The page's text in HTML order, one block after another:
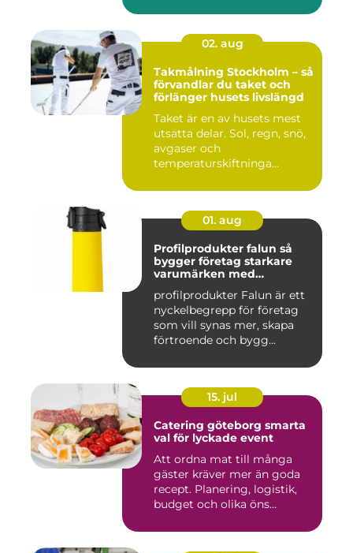
02. aug
Takmålning Stockholm – så
förvandlar du taket och
förlänger husets livslängd
Taket är en av husets mest
utsatta delar. Sol, regn, snö,
avgaser och
temperaturskiftninga...
01. aug
Profilprodukter falun så
bygger företag starkare
varumärken med
profilprodukter Falun är ett
nyckelbegrepp för företag
som vill synas mer, skapa
förtroende och bygg...
15. jul
Catering göteborg smarta
val för lyckade event
Att ordna mat till många
gäster kräver mer än goda
recept. Planering, logistik,
budget och olika öns...